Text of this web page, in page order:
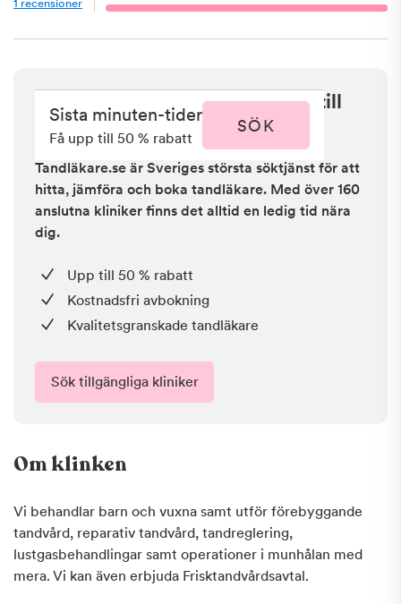
1 recensioner
Sista minuten i Ullared - få upp till
50 % rabatt
Tandläkare.se är Sveriges största söktjänst för att
hitta, jämföra och boka tandläkare. Med över 160
anslutna kliniker finns det alltid en ledig tid nära
dig.
Upp till 50 % rabatt
Kostnadsfri avbokning
Kvalitetsgranskade tandläkare
Sök tillgängliga kliniker
Sista minuten-tider
Få upp till 50 % rabatt
SÖK
Om klinken
Vi behandlar barn och vuxna samt utför förebyggande
tandvård, reparativ tandvård, tandreglering,
lustgasbehandlingar samt operationer i munhålan med
mera. Vi kan även erbjuda Frisktandvårdsavtal.